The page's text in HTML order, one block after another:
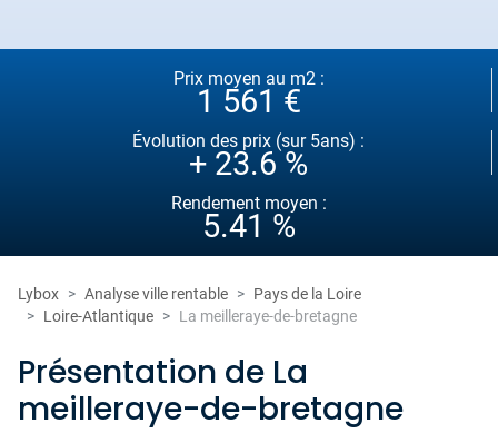
Prix moyen au m2 :
1 561 €
Évolution des prix (sur 5ans) :
+ 23.6 %
Rendement moyen :
5.41 %
Lybox Analyse ville rentable
Pays de la Loire
Loire-Atlantique
La meilleraye-de-bretagne
Présentation de La
meilleraye-de-bretagne